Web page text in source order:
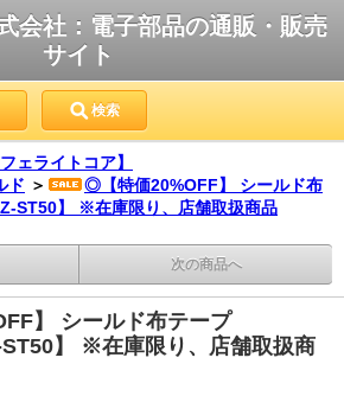
会社：電子部品の通販・販売
サイト
検索
ェライトコア】
ド ＞
◎【特価20%OFF】 シールド布
ST50】 ※在庫限り、店舗取扱商品
次の商品へ
】 シールド布テープ
】 ※在庫限り、店舗取扱商